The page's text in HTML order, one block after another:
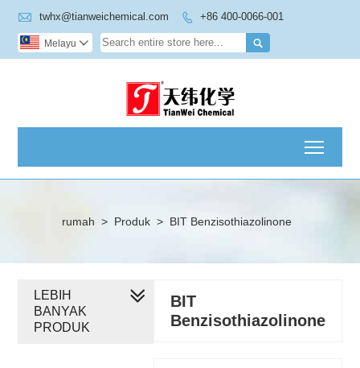
 twhx@tianweichemical.com  +86 400-0066-001

Melayu 
rumah > Produk > BIT Benzisothiazolinone
BIT
Benzisothiazolinone
LEBIH
BANYAK
PRODUK